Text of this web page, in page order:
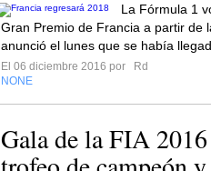
La Fórmula 1
Gran Premio de Francia a partir de
anunció el lunes que se había
El 06 diciembre 2016 por
Rd
NONE
Gala de la FIA